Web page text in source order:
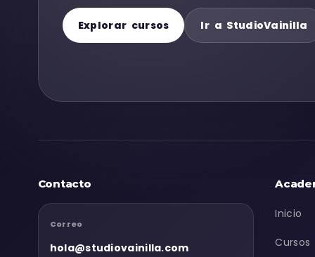
Explorar cursos Ir a StudioVainilla
Contacto
Correo
hola@studiovainilla.com
Inicio
Cursos